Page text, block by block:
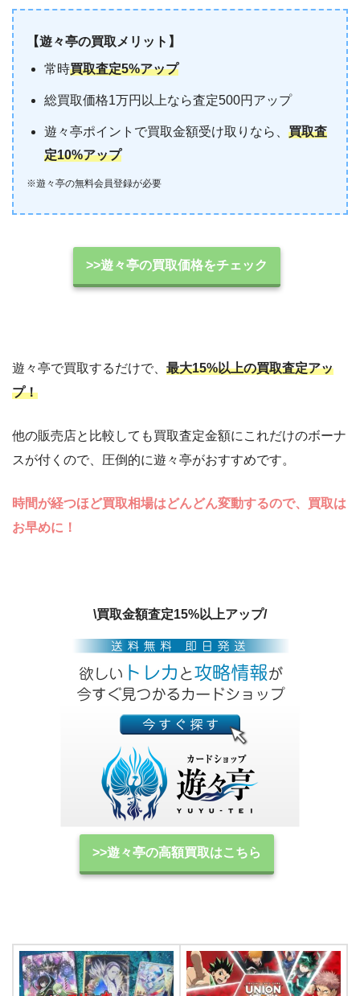
【遊々亭の買取メリット】
常時買取査定5%アップ
総買取価格1万円以上なら査定500円アップ
遊々亭ポイントで買取金額受け取りなら、買取査
定10%アップ
※遊々亭の無料会員登録が必要
>>遊々亭の買取価格をチェック
遊々亭で買取するだけで、 最大15%以上の買取査定アッ
プ！
他の販売店と比較しても買取査定金額にこれだけのボーナ
スが付くので、圧倒的に遊々亭がおすすめです。
時間が経つほど買取相場はどんどん変動するので、買取は
お早めに！
\買取金額査定15%以上アップ/
>>遊々亭の高額買取はこちら